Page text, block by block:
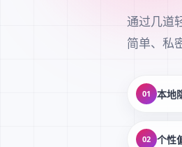
通过几道
简单、私
01 本地
02 个性